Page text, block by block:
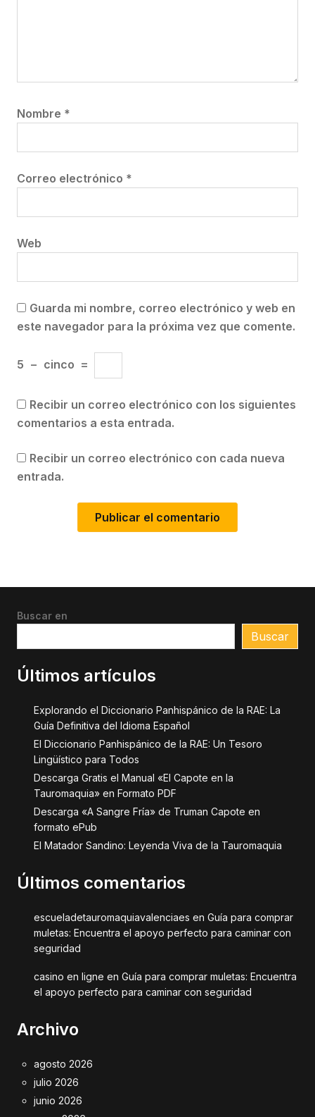
Nombre *
Correo electrónico *
Web
Guarda mi nombre, correo electrónico y web en
este navegador para la próxima vez que comente.
5 − cinco =
Recibir un correo electrónico con los siguientes
comentarios a esta entrada.
Recibir un correo electrónico con cada nueva
entrada.
Buscar en
Buscar
Últimos artículos
Explorando el Diccionario Panhispánico de la RAE: La
Guía Definitiva del Idioma Español
El Diccionario Panhispánico de la RAE: Un Tesoro
Lingüístico para Todos
Descarga Gratis el Manual «El Capote en la
Tauromaquia» en Formato PDF
Descarga «A Sangre Fría» de Truman Capote en
formato ePub
El Matador Sandino: Leyenda Viva de la Tauromaquia
Últimos comentarios
escueladetauromaquiavalenciaes en Guía para comprar
muletas: Encuentra el apoyo perfecto para caminar con
seguridad
casino en ligne en Guía para comprar muletas: Encuentra
el apoyo perfecto para caminar con seguridad
Archivo
agosto 2026
julio 2026
junio 2026